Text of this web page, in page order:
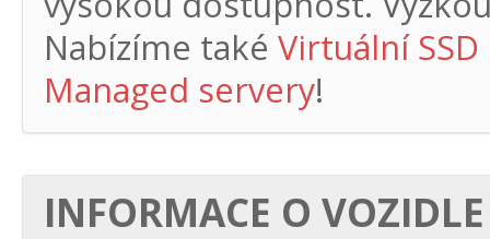
Nabízíme také Virtuální
Managed servery!
INFORMACE O VOZIDLE